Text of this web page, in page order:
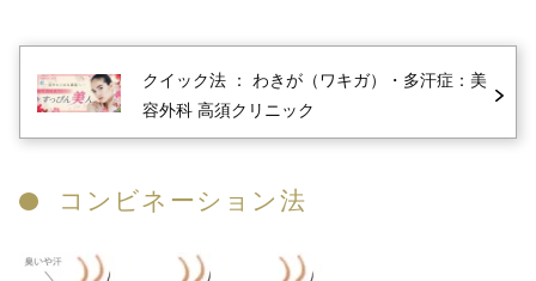
クイック法 ： わきが（ワキガ）・多汗症：美
容外科 高須クリニック
コンビネーション法